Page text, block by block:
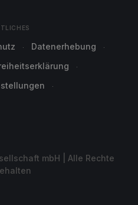
Datenerhebung
mbH | Alle Rechte